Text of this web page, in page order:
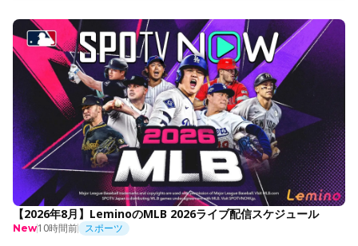
【2026年8月】LeminoのMLB 2026ライブ配信スケジュール
New10時間前 スポーツ